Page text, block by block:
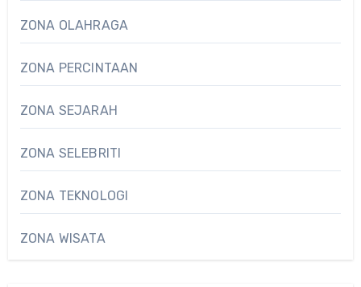
ZONA OLAHRAGA
ZONA PERCINTAAN
ZONA SEJARAH
ZONA SELEBRITI
ZONA TEKNOLOGI
ZONA WISATA